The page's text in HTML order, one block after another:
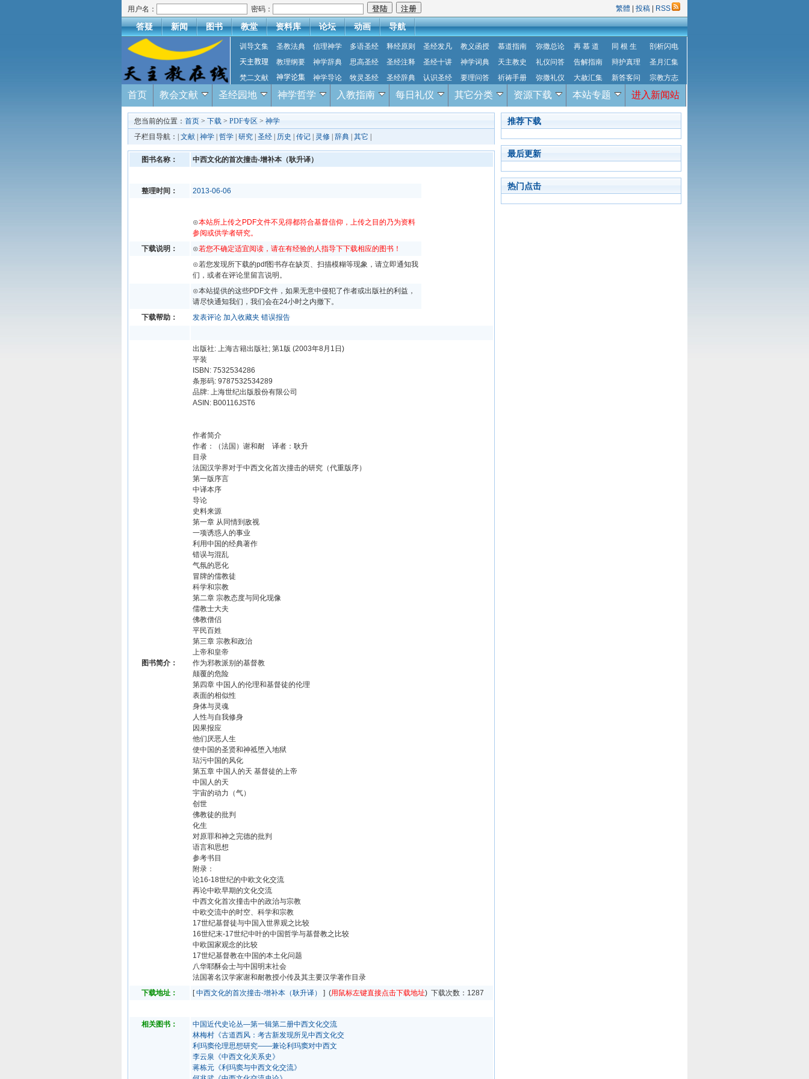
用户名： 密码： 繁體 投稿 RSS
答疑 新闻 图书 教堂 资料库 论坛 动画 导航
训导文集 圣教法典 信理神学 多语圣经 释经原则 圣经发凡 教义函授 慕道指南 弥撒总论 再 慕 道 同 根 生
剖析闪电
天主教理
教理纲要 神学辞典 思高圣经 圣经注释 圣经十讲 神学词典 天主教史 礼仪问答 告解指南 辩护真理
圣月汇集
梵二文献
神学论集 神学导论 牧灵圣经 圣经辞典 认识圣经 要理问答 祈祷手册 弥撒礼仪 大赦汇集 新答客问 宗教方志
首页 教会文献 圣经园地 神学哲学 入教指南 每日礼仪 其它分类 资源下载 本站专题 进入新闻站
您当前的位置： 首页 > 下载 > PDF专区 > 神学
子栏目导航：| 文献 神学 哲学 研究 圣经 历史 传记 灵修 辞典 其它
图书名称： 中西文化的首次撞击-增补本（耿升译）
整理时间： 2013-06-06
⊙本站所上传之PDF文件不见得都符合基督信仰，上传之目的乃为资料
参阅或供学者研究。
下载说明：
⊙若您不确定适宜阅读，请在有经验的人指导下下载相应的图书！
⊙若您发现所下载的pdf图书存在缺页、扫描模糊等现象，请立即通知我
们，或者在评论里留言说明。
⊙本站提供的这些PDF文件，如果无意中侵犯了作者或出版社的利益，
请尽快通知我们，我们会在24小时之内撤下。
下载帮助：
发表评论 加入收藏夹 错误报告
图书简介：
出版社: 上海古籍出版社; 第1版 (2003年8月1日)
平装
ISBN: 7532534286
条形码: 9787532534289
品牌: 上海世纪出版股份有限公司
ASIN: B00116JST6
作者简介
作者：（法国）谢和耐 译者：耿升
目录
法国汉学界对于中西文化首次撞击的研究（代重版序）
第一版序言
中译本序
导论
史料来源
第一章 从同情到敌视
一项诱惑人的事业
利用中国的经典著作
错误与混乱
气氛的恶化
冒牌的儒教徒
科学和宗教
第二章 宗教态度与同化现像
儒教士大夫
佛教僧侣
平民百姓
第三章 宗教和政治
上帝和皇帝
作为邪教派别的基督教
颠覆的危险
第四章 中国人的伦理和基督徒的伦理
表面的相似性
身体与灵魂
人性与自我修身
因果报应
他们厌恶人生
使中国的圣贤和神祗堕入地狱
玷污中国的风化
第五章 中国人的天 基督徒的上帝
中国人的天
宇宙的动力（气）
创世
佛教徒的批判
化生
对原罪和神之完德的批判
语言和思想
参考书目
附录：
论16-18世纪的中欧文化交流
再论中欧早期的文化交流
中西文化首次撞击中的政治与宗教
中欧交流中的时空、科学和宗教
17世纪基督徒与中国入世界观之比较
16世纪末-17世纪中叶的中国哲学与基督教之比较
中欧国家观念的比较
17世纪基督教在中国的本土化问题
八华耶酥会士与中国明末社会
法国著名汉学家谢和耐教授小传及其主要汉学著作目录
下载地址：
[中西文化的首次撞击-增补本（耿升译） ] (用鼠标左键直接点击下载地址) 下载次数： 1287
相关图书：
中国近代史论丛—第一辑第二册中西文化交流
林梅村《古道西风：考古新发现所见中西文化交
利玛窦伦理思想研究——兼论利玛窦对中西文
李云泉《中西文化关系史》
蒋栋元《利玛窦与中西文化交流》
推荐下载
最后更新
热门点击